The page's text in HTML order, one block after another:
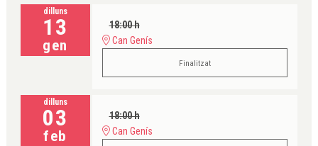
dilluns
13
gen
18:00 h
Can Genís
Finalitzat
dilluns
03
feb
18:00 h
Can Genís